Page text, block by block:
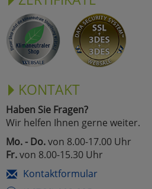
KONTAKT
Haben Sie Fragen?
Wir helfen Ihnen gerne weiter.
Mo. - Do.von 8.00-17.00 Uhr
Fr.von 8.00-15.30 Uhr
Kontaktformular